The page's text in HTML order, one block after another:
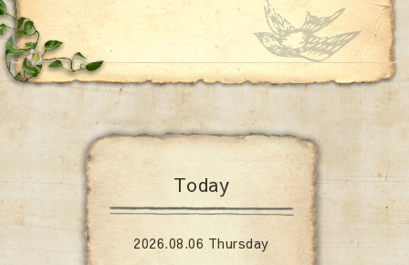
Today
2026.08.06 Thursday